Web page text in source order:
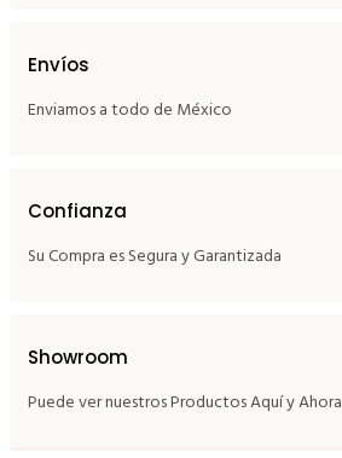
Envíos
Enviamos a todo de México
Confianza
Su Compra es Segura y Garantizada
Showroom
Puede ver nuestros Productos Aquí y Ahora